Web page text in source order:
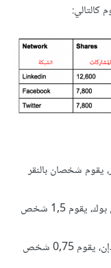
يقوم شخصان بالنقر
مقابل كل مشاركة نحصل عليها على فيس بوك، يقوم 1,5 شخص
مقابل كل مشاركة نحصل عليها على لينكدإن، يقوم 0,75 شخص